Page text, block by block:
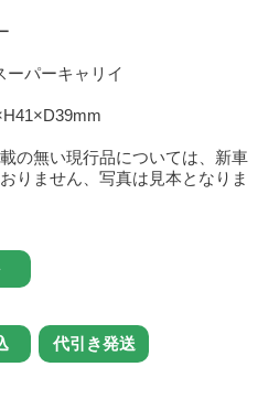
ーパーキャリイ
の無い現行品については、新車
りません、写真は見本となりま